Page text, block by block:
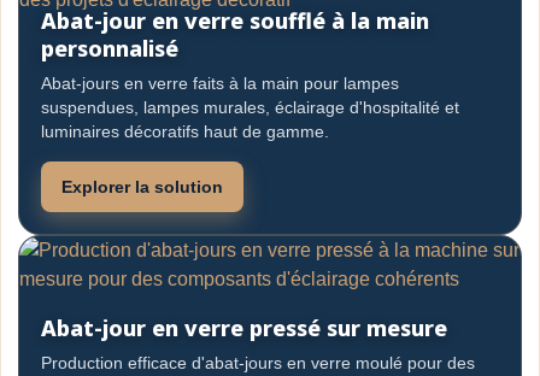
Abat-jour en verre soufflé à la main
personnalisé
Abat-jours en verre faits à la main pour lampes
suspendues, lampes murales, éclairage d'hospitalité et
luminaires décoratifs haut de gamme.
Explorer la solution
Abat-jour en verre pressé sur mesure
Production efficace d'abat-jours en verre moulé pour des